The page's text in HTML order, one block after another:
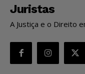
Juristas
A Justiça e o Direito